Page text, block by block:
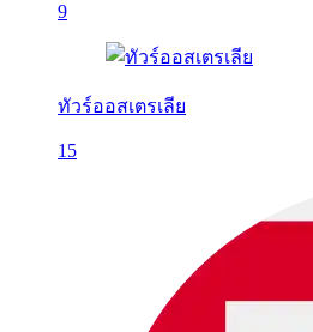
9
ทัวร์ออสเตรเลีย
15